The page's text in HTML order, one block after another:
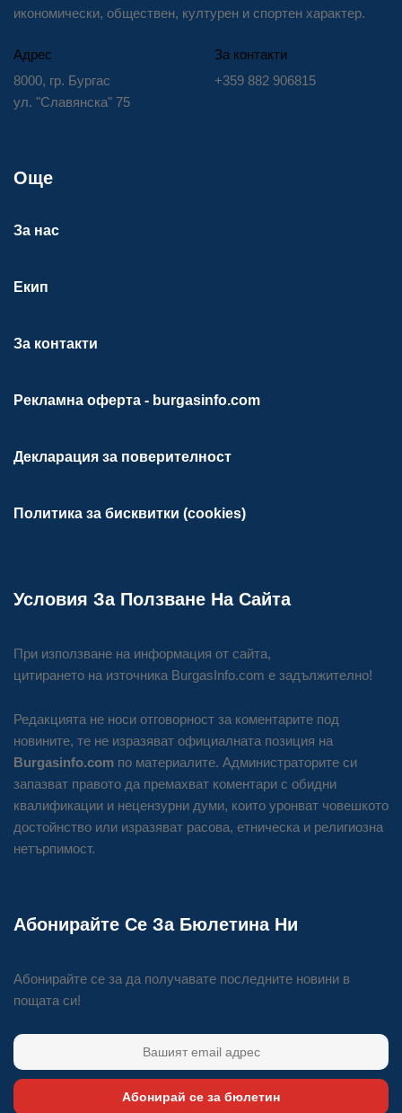
икономически, обществен, културен и спортен характер.
Адрес
8000, гр. Бургас
ул. "Славянска" 75
За контакти
+359 882 906815
Още
За нас
Екип
За контакти
Рекламна оферта - burgasinfo.com
Декларация за поверителност
Политика за бисквитки (cookies)
Условия За Ползване На Сайта
При използване на информация от сайта,
цитирането на източника BurgasInfo.com е задължително!
Редакцията не носи отговорност за коментарите под
новините, те не изразяват официалната позиция на
Burgasinfo.com по материалите. Администраторите си
запазват правото да премахват коментари с обидни
квалификации и нецензурни думи, които уронват човешкото
достойнство или изразяват расова, етническа и религиозна
нетърпимост.
Абонирайте Се За Бюлетина Ни
Абонирайте се за да получавате последните новини в
пощата си!
Абонирай се за бюлетин